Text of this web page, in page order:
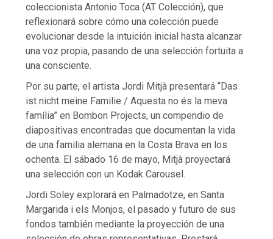
coleccionista Antonio Toca (AT Colección), que
reflexionará sobre cómo una colección puede
evolucionar desde la intuición inicial hasta alcanzar
una voz propia, pasando de una selección fortuita a
una consciente.
Por su parte, el artista Jordi Mitjà presentará “Das
ist nicht meine Familie / Aquesta no és la meva
família” en Bombon Projects, un compendio de
diapositivas encontradas que documentan la vida
de una familia alemana en la Costa Brava en los
ochenta. El sábado 16 de mayo, Mitjà proyectará
una selección con un Kodak Carousel.
Jordi Soley explorará en Palmadotze, en Santa
Margarida i els Monjos, el pasado y futuro de sus
fondos también mediante la proyección de una